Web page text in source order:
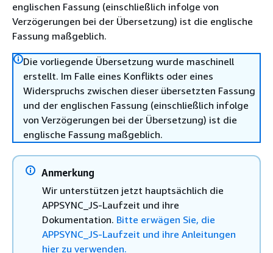
englischen Fassung (einschließlich infolge von
Verzögerungen bei der Übersetzung) ist die englische
Fassung maßgeblich.
Die vorliegende Übersetzung wurde maschinell
erstellt. Im Falle eines Konflikts oder eines
Widerspruchs zwischen dieser übersetzten Fassung
und der englischen Fassung (einschließlich infolge
von Verzögerungen bei der Übersetzung) ist die
englische Fassung maßgeblich.
Anmerkung
Wir unterstützen jetzt hauptsächlich die
APPSYNC_JS-Laufzeit und ihre
Dokumentation. Bitte erwägen Sie, die
APPSYNC_JS-Laufzeit und ihre Anleitungen
hier zu verwenden.